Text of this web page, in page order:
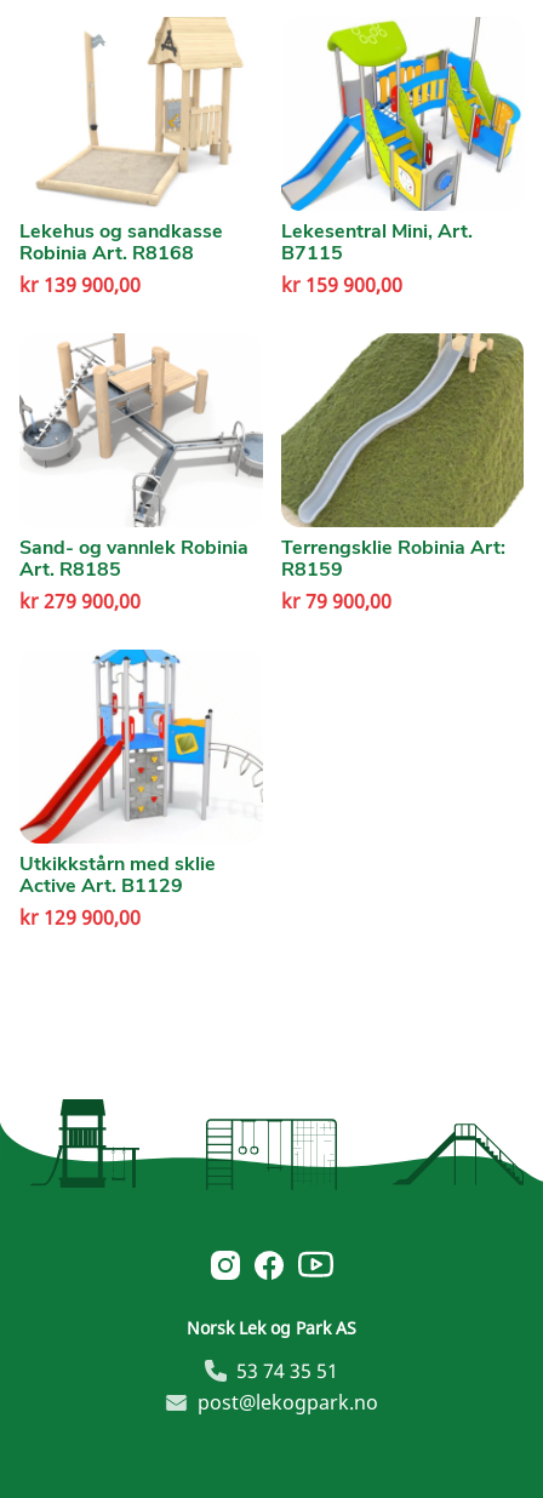
Lekehus og sandkasse
Robinia Art. R8168
kr 139 900,00
Lekesentral Mini, Art.
B7115
kr159 900,00
Sand- og vannlek Robinia
Art. R8185
kr279 900,00
Terrengsklie Robinia Art:
R8159
kr79 900,00
Utkikkstårn med sklie
Active Art. B1129
kr 129 900,00
Norsk Leg & Park instagram
Norsk Leg & Park facebook
Norsk Leg & Park youtube
Norsk Lek og Park AS
53 74 35 51
post@lekogpark.no